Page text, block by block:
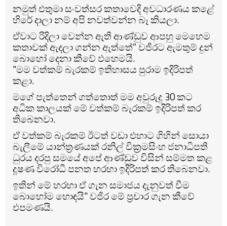
නමුත් එතුමා සංවත්සර කතාවෙදි අවධාරණය කළේ
හිරේ දාලා නම් අපි නවත්වන්න බෑ කියලා.
ඒවාට රිදිලා වෙන්න ඇති ආණ්ඩුව ආපහු මෙහෙම
කතාවක් ඇදලා ගන්න ඇත්තේ” වජිරට ඇමතුම් දුන්
බොහෝ දෙනා කීවේ ඵහෙමයි.
"මම වත්කම් බැරකම් ඉතිහාසය පුරාම ඉදිරිපත්
කළා.
මගේ පැත්තෙන් ගත්තොත් මම අවුරුදු 30 කට
අධික කාලයක් මේ වත්කම් බැරකම් ඉදිරිපත් කර
තිබෙනවා.
ඒ වත්කම් බැරකම් ඊටත් වඩා එහාට ගිහින් සොයා
බැලීමේ යාන්ත්‍රණයක් රනිල් වික්‍රමසිංහ ජනාධිපති
ධුරය දරපු සමයේ අපේ ආණ්ඩුව විසින් සම්මත කළ
දූෂණ විරෝධී පනත හරහා ඉදිරිපත් කර තිබෙනවා.
ඉතින් මේ හරහා ඒ ගැන සමාජය දැනුවත් වීම
බොහෝම හොඳයි" වජිර මේ ප්‍රචාර ගැන කීවේ
එපමණයි.